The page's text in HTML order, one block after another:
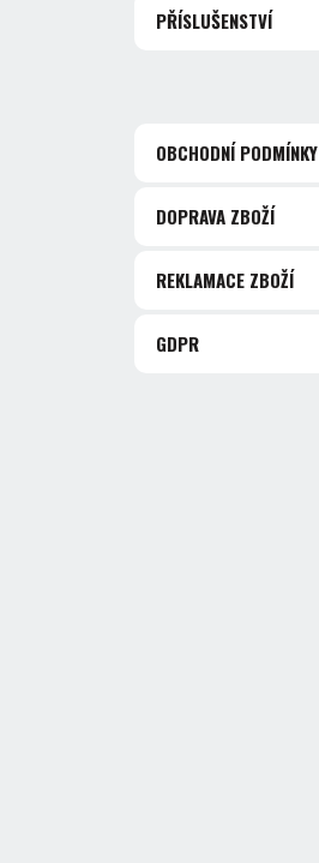
PŘÍSLUŠENSTVÍ
OBCHODNÍ PODMÍNKY
DOPRAVA ZBOŽÍ
REKLAMACE ZBOŽÍ
GDPR